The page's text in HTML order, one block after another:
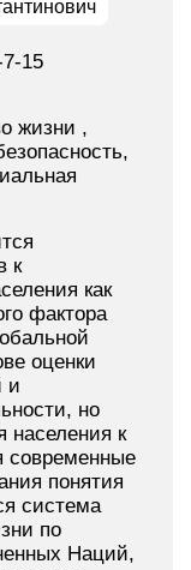
15
жизни ,
к
как
фактора
оценки
и
но
населения к
современные
понятия
система
по
Наций,